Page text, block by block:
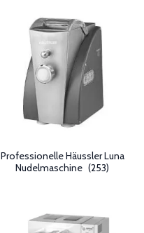
Professionelle Häussler Luna
Nudelmaschine (253)